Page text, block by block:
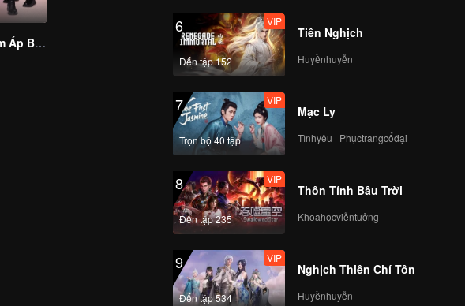
Thời Gian Ấm Áp Bên Em
6
Đến tập 152
VIP
Tiên Nghịch
Huyềnhuyễn
7
Trọn bộ 40 tập
VIP
Mạc Ly
Tìnhyêu · Phụctrangcổđại
8
Đến tập 235
VIP
Thôn Tính Bầu Trời
Khoahọcviễntưởng
9
Đến tập 534
VIP
Nghịch Thiên Chí Tôn
Huyềnhuyễn